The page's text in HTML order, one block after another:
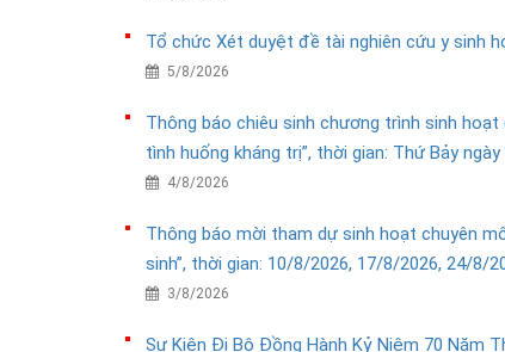
Tổ chức Xét duyệt đề tài nghiên cứu y sinh
5/8/2026
Thông báo chiêu sinh chương trình sinh
tình huống kháng trị”, thời gian: Thứ Bảy
4/8/2026
Thông báo mời tham dự sinh hoạt chuyên
sinh”, thời gian: 10/8/2026, 17/8/2026, 24/8/
3/8/2026
Sự Kiện Đi Bộ Đồng Hành Kỷ Niệm 70 Năm